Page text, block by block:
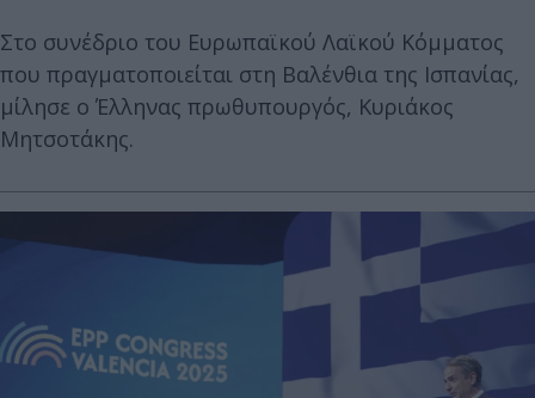
Στο συνέδριο του Ευρωπαϊκού Λαϊκού Κόμματος
που πραγματοποιείται στη Βαλένθια της Ισπανίας,
μίλησε ο Έλληνας πρωθυπουργός, Κυριάκος
Μητσοτάκης.